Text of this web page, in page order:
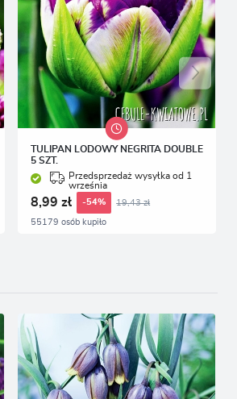
TULIPAN LODOWY NEGRITA DOUBLE
5 SZT.
Przedsprzedaż wysyłka od 1
września
8,99 zł -54% 19,43 zł
55179 osób kupiło